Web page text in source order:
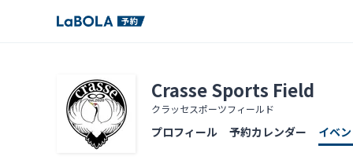
Crasse Sports Field
クラッセスポーツフィールド
プロフィール 予約カレンダー イベ